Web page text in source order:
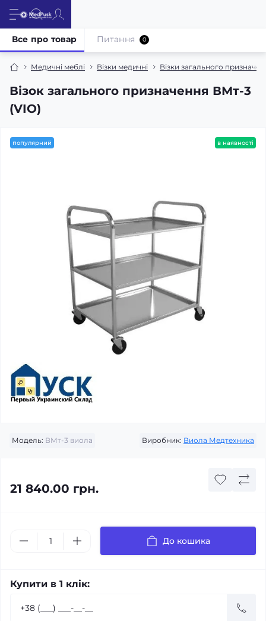
Медичні меблі Візки медичні Візки загального
Візок загального призначення ВМт-3
(VIO)
Все про товар Питання 0
популярний в наявності
Модель: ВМт-3 виола Виробник: Виола Медтехника
21 840.00 грн.
До кошика
Купити в 1 клік: